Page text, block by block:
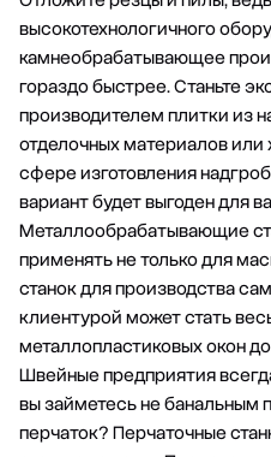
высокотехнологичного
камнеобрабатывающее
гораздо быстрее. Станьте
производителем плитки из
отделочных материалов
сфере изготовления
вариант будет выгоден для
Металлообрабатывающие
применять не только для
станок для производства
клиентурой может стать
металлопластиковых окон
Швейные предприятия
вы займетесь не
перчаток? Перчаточные